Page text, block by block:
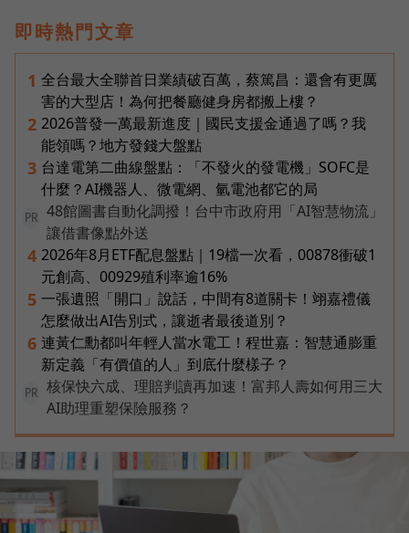
即時熱門文章
1 全台最大全聯首日業績破百萬，蔡篤昌：還會有更厲
害的大型店！為何把餐廳健身房都搬上樓？
2 2026普發一萬最新進度｜國民支援金通過了嗎？我
能領嗎？地方發錢大盤點
3 台達電第二曲線盤點：「不發火的發電機」SOFC是
什麼？AI機器人、微電網、氫電池都它的局
PR
48館圖書自動化調撥！台中市政府用「AI智慧物流」
讓借書像點外送
4 2026年8月ETF配息盤點｜19檔一次看，00878衝破1
元創高、00929殖利率逾16%
5 一張遺照「開口」說話，中間有8道關卡！翊嘉禮儀
怎麼做出AI告別式，讓逝者最後道別？
6 連黃仁勳都叫年輕人當水電工！程世嘉：智慧通膨重
新定義「有價值的人」到底什麼樣子？
PR
核保快六成、理賠判讀再加速！富邦人壽如何用三大
AI助理重塑保險服務？